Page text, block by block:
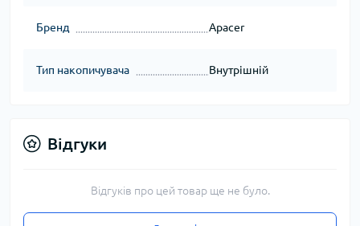
Бренд Apacer
Тип накопичувача Внутрішній
Відгуки
Відгуків про цей товар ще не було.